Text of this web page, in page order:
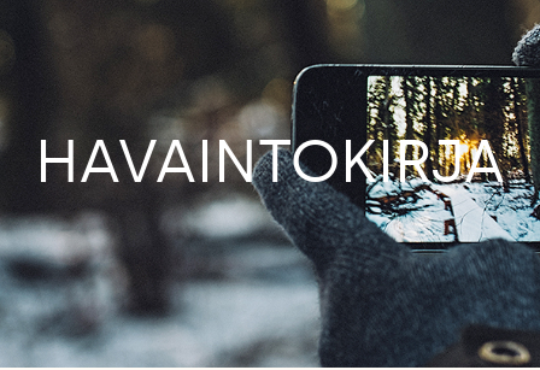
HAVAINTOKIRJA